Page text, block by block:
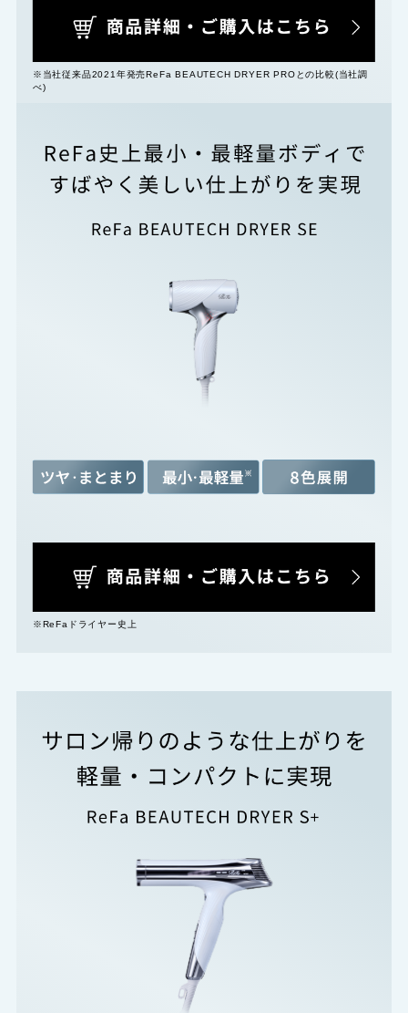
※当社従来品2021年発売ReFa BEAUTECH DRYER PROとの比較(当社調
べ)
※ReFaドライヤー史上